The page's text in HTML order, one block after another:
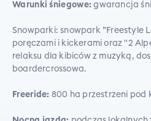
Warunki śniegowe: gwarancja
Snowparki: snowpark ”Freestyle
poręczami i kickerami oraz "2
relaksu dla kibiców z muzyką,
boardercrossowa.
Freeride: 800 ha przestrzeni pod